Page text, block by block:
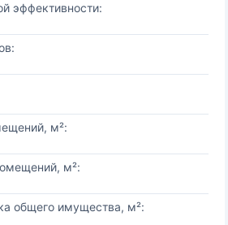
эффективности:
м²:
м²:
общего имущества, м²: